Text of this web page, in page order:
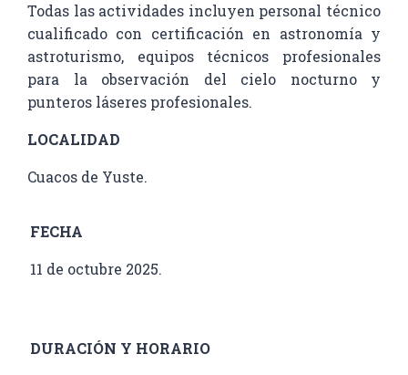
Todas las actividades incluyen personal técnico
cualificado con certificación en astronomía y
astroturismo, equipos técnicos profesionales
para la observación del cielo nocturno y
punteros láseres profesionales.
LOCALIDAD
Cuacos de Yuste.
FECHA
11 de octubre 2025.
DURACIÓN Y HORARIO